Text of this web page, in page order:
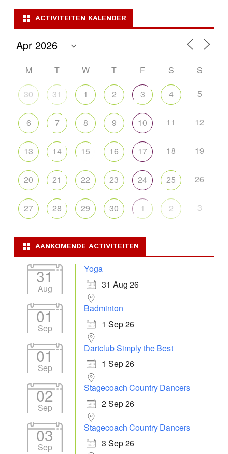
ACTIVITEITEN KALENDER
M T W T F S S
30 31 1 2 3 4 5
6 7 8 9 10 11 12
13 14 15 16 17 18 19
20 21 22 23 24 25 26
27 28 29 30 1 2 3
AANKOMENDE ACTIVITEITEN
31
Aug
Yoga
31 Aug 26
01
Sep
Badminton
1 Sep 26
01
Sep
Dartclub Simply the Best
1 Sep 26
02
Sep
Stagecoach Country Dancers
2 Sep 26
03
Sep
Stagecoach Country Dancers
3 Sep 26